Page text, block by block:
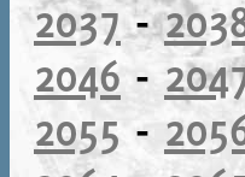
2037-
2046 -
2055 -